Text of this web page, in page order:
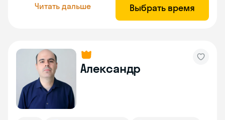
Читать дальше Выбрать время
Александр